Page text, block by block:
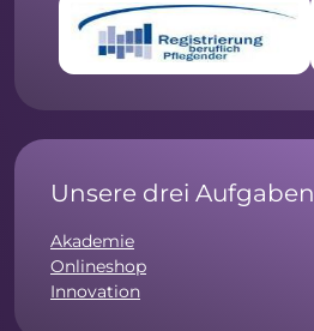
Unsere drei Aufgaben
Akademie
Onlineshop
Innovation